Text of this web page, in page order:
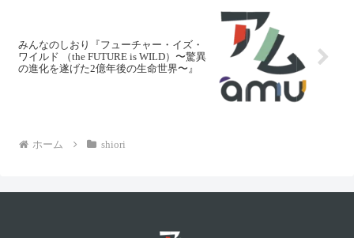
みんなのしおり『フューチャー・イズ・
ワイルド （the FUTURE is WILD）〜驚異
の進化を遂げた2億年後の生命世界〜』
ホーム shiori